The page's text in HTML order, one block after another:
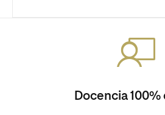
Docencia 100%